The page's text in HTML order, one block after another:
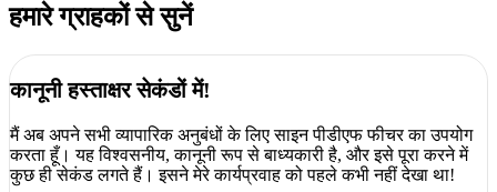
हमारे ग्राहकों से सुनें
कानूनी हस्ताक्षर सेकंडों में!
मैं अब अपने सभी व्यापारिक अनुबंधों के लिए साइन पीडीएफ फीचर का उपयोग
करता हूँ। यह विश्वसनीय, कानूनी रूप से बाध्यकारी है, और इसे पूरा करने में
कुछ ही सेकंड लगते हैं। इसने मेरे कार्यप्रवाह को पहले कभी नहीं देखा था!